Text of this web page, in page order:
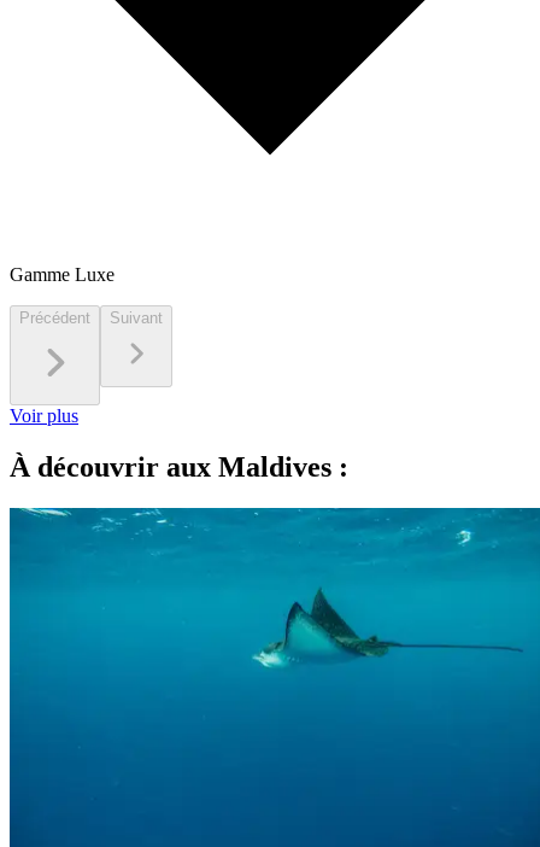
Gamme Luxe
Précédent Suivant
Voir plus
À découvrir aux Maldives :